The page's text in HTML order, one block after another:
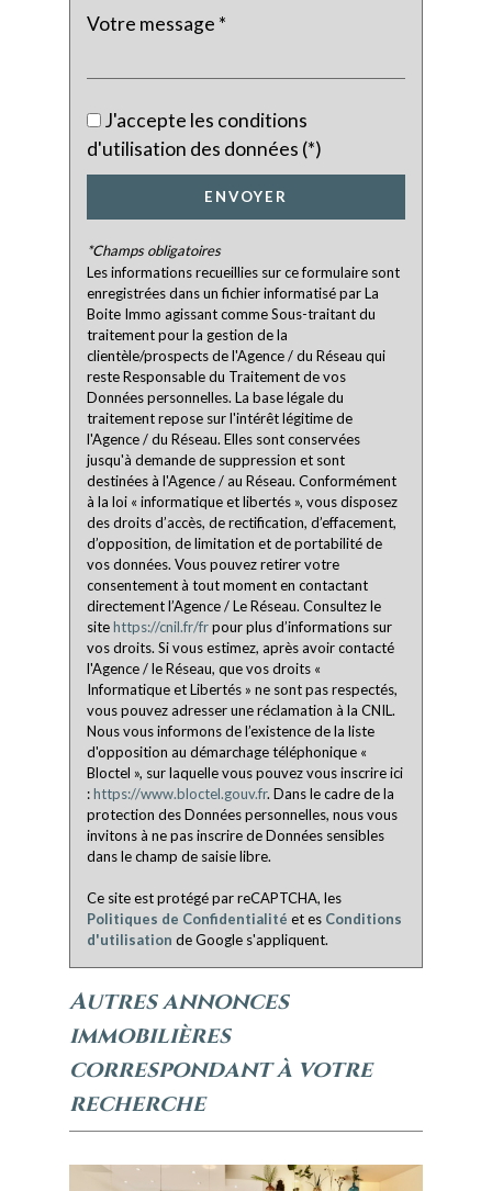
Familles avec 1 ou 2 enfants
Appartements
64,80 %
Familles avec 3 enfants
J'accepte les conditions
d'utilisation des données (*)
ENVOYER
*Champs obligatoires
Les informations recueillies sur ce formulaire sont
enregistrées dans un fichier informatisé par La
Boite Immo agissant comme Sous-traitant du
traitement pour la gestion de la
clientèle/prospects de l'Agence / du Réseau qui
reste Responsable du Traitement de vos
Données personnelles. La base légale du
traitement repose sur l'intérêt légitime de
l'Agence / du Réseau. Elles sont conservées
jusqu'à demande de suppression et sont
destinées à l'Agence / au Réseau. Conformément
à la loi « informatique et libertés », vous disposez
des droits d’accès, de rectification, d’effacement,
d’opposition, de limitation et de portabilité de
vos données. Vous pouvez retirer votre
consentement à tout moment en contactant
directement l’Agence / Le Réseau. Consultez le
sitehttps://cnil.fr/frpour plus d’informations sur
vos droits. Si vous estimez, après avoir contacté
l'Agence / le Réseau, que vos droits «
Informatique et Libertés » ne sont pas respectés,
vous pouvez adresser une réclamation à la CNIL.
Nous vous informons de l’existence de la liste
d'opposition au démarchage téléphonique «
Bloctel », sur laquelle vous pouvez vous inscrire ici
:https://www.bloctel.gouv.fr. Dans le cadre de la
protection des Données personnelles, nous vous
invitons à ne pas inscrire de Données sensibles
dans le champ de saisie libre.
Ce site est protégé par reCAPTCHA, les
Politiques de Confidentialité et es Conditions
d'utilisation de Google s'appliquent.
autres annonces
immobilières
correspondant à votre
recherche